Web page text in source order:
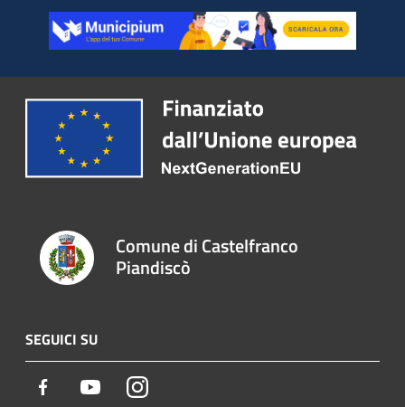
Comune di Castelfranco
Piandiscò
SEGUICI SU
Facebook YoutubeInstagram